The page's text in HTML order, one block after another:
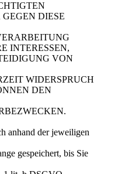
DIESE
INTERESSEN,
VON
WIDERSPRUCH
DEN
anhand der jeweiligen
gespeichert, bis Sie